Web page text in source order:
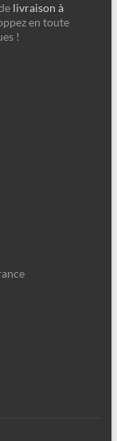
livraison à
en toute
!